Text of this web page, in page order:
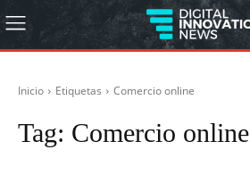
Inicio Etiquetas Comercio online
Tag: Comercio online